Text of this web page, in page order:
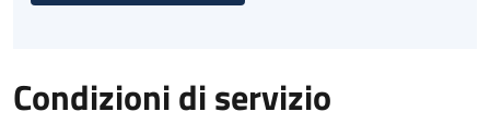
Condizioni di servizio